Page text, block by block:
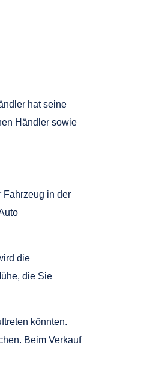
hat seine
Händler sowie
Fahrzeug in der
die
die Sie
könnten.
Beim Verkauf